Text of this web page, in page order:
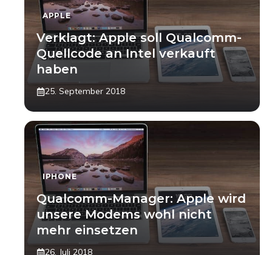
APPLE
Verklagt: Apple soll Qualcomm-
Quellcode an Intel verkauft
haben
25. September 2018
IPHONE
Qualcomm-Manager: Apple wird
unsere Modems wohl nicht
mehr einsetzen
26. Juli 2018